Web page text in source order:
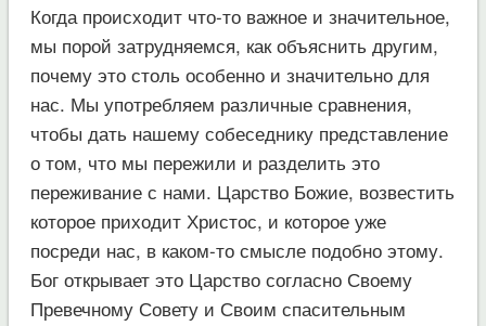
Когда происходит что-то важное и значительное,
мы порой затрудняемся, как объяснить другим,
почему это столь особенно и значительно для
нас. Мы употребляем различные сравнения,
чтобы дать нашему собеседнику представление
о том, что мы пережили и разделить это
переживание с нами. Царство Божие, возвестить
которое приходит Христос, и которое уже
посреди нас, в каком-то смысле подобно этому.
Бог открывает это Царство согласно Своему
Превечному Совету и Своим спасительным